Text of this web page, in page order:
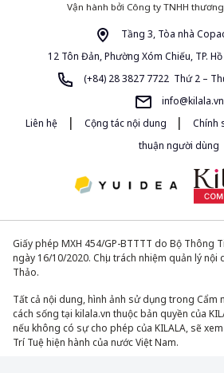
Vận hành bởi Công ty TNHH
Tầng 3, Tòa nhà
12 Tôn Đản, Phường Xóm Chiếu, TP.
(+84) 28 3827 7722 Thứ 2 –
info@kilala.vn
Liên hệ
| Cộng tác nội dung | Chính
thuận người dùng
Giấy phép MXH 454/GP-BTTTT do Bộ Thông
ngày 16/10/2020. Chịu trách nhiệm quản lý nội
Thảo.
Tất cả nội dung, hình ảnh sử dụng trong Cẩm
cách sống tại kilala.vn thuộc bản quyền của
nếu không có sự cho phép của KILALA, sẽ
Trí Tuệ hiện hành của nước Việt Nam.